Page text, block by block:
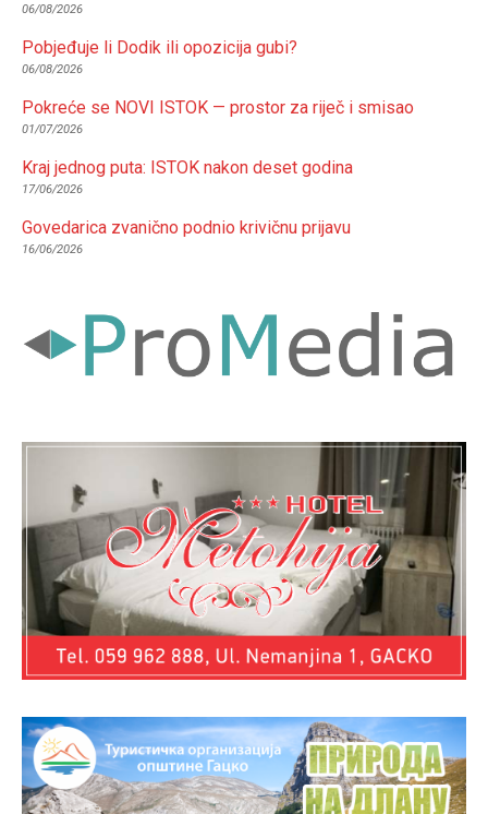
06/08/2026
Pobjeđuje li Dodik ili opozicija gubi?
06/08/2026
Pokreće se NOVI ISTOK — prostor za riječ i smisao
01/07/2026
Kraj jednog puta: ISTOK nakon deset godina
17/06/2026
Govedarica zvanično podnio krivičnu prijavu
16/06/2026